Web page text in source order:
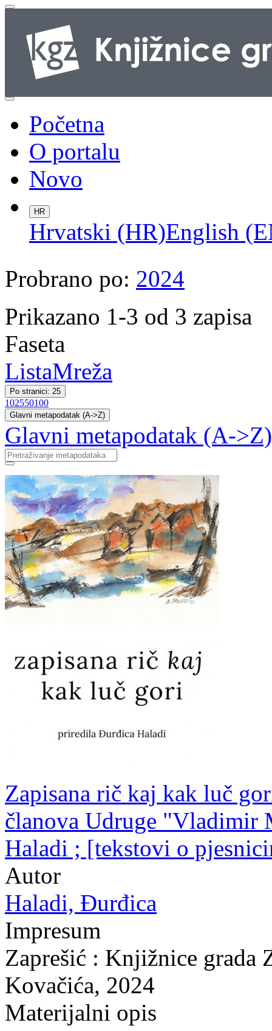
Početna
O portalu
Novo
HR
Hrvatski (HR)English
Probrano po: 2024
Prikazano 1-3 od 3 zapisa
Faseta
ListaMreža
Po stranici: 25
102550100
Glavni metapodatak (A->Z)
Glavni metapodatak (A->Z)
Zapisana rič kaj kak luč
članova Udruge
Haladi ; [tekstovi o
Autor
Haladi, Đurđica
Impresum
Zaprešić : Knjižnice grada
Kovačića, 2024
Materijalni opis